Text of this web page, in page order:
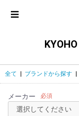
全て ブランドから探す
メーカー 必須